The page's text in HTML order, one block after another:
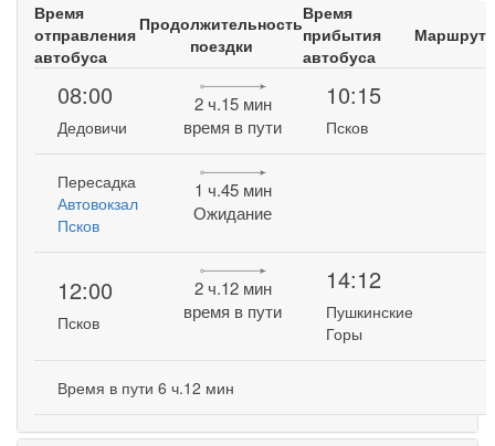
Время
отправления
автобуса
Продолжительность
поездки
Время
прибытия
автобуса
Маршрут
08:00
Дедовичи
2 ч.15 мин
время в пути
10:15
Псков
Пересадка
Автовокзал
Псков
1 ч.45 мин
Ожидание
12:00
Псков
2 ч.12 мин
время в пути
14:12
Пушкинские
Горы
Время в пути 6 ч.12 мин